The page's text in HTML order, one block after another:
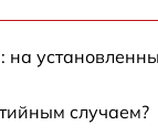
на
случаем?